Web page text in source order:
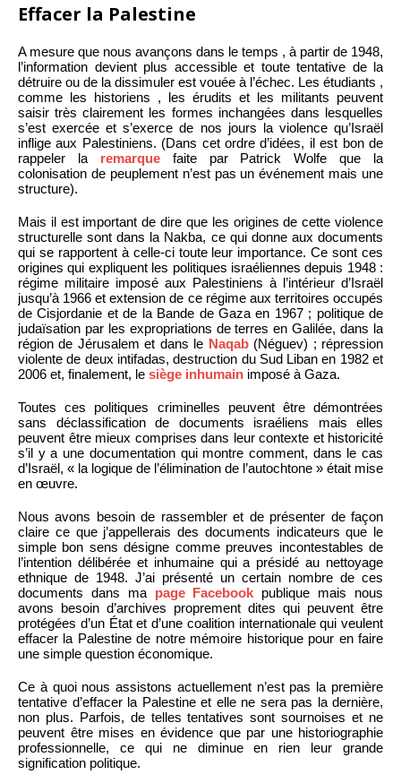
Effacer la Palestine
A mesure que nous avançons dans le temps , à partir de 1948,
l’information devient plus accessible et toute tentative de la
détruire ou de la dissimuler est vouée à l’échec. Les étudiants ,
comme les historiens , les érudits et les militants peuvent
saisir très clairement les formes inchangées dans lesquelles
s’est exercée et s’exerce de nos jours la violence qu’Israël
inflige aux Palestiniens. (Dans cet ordre d’idées, il est bon de
rappeler la remarquefaite par Patrick Wolfe que la
colonisation de peuplement n’est pas un événement mais une
structure).
Mais il est important de dire que les origines de cette violence
structurelle sont dans la Nakba, ce qui donne aux documents
qui se rapportent à celle-ci toute leur importance. Ce sont ces
origines qui expliquent les politiques israéliennes depuis 1948 :
régime militaire imposé aux Palestiniens à l’intérieur d’Israël
jusqu’à 1966 et extension de ce régime aux territoires occupés
de Cisjordanie et de la Bande de Gaza en 1967 ; politique de
judaïsation par les expropriations de terres en Galilée, dans la
région de Jérusalem et dans le Naqab(Néguev) ; répression
violente de deux intifadas, destruction du Sud Liban en 1982 et
2006 et, finalement, le siège inhumain imposé à Gaza.
Toutes ces politiques criminelles peuvent être démontrées
sans déclassification de documents israéliens mais elles
peuvent être mieux comprises dans leur contexte et historicité
s’il y a une documentation qui montre comment, dans le cas
d’Israël, « la logique de l’élimination de l’autochtone » était mise
en œuvre.
Nous avons besoin de rassembler et de présenter de façon
claire ce que j’appellerais des documents indicateurs que le
simple bon sens désigne comme preuves incontestables de
l’intention délibérée et inhumaine qui a présidé au nettoyage
ethnique de 1948. J’ai présenté un certain nombre de ces
documents dans ma page Facebook publique mais nous
avons besoin d’archives proprement dites qui peuvent être
protégées d’un État et d’une coalition internationale qui veulent
effacer la Palestine de notre mémoire historique pour en faire
une simple question économique.
Ce à quoi nous assistons actuellement n’est pas la première
tentative d’effacer la Palestine et elle ne sera pas la dernière,
non plus. Parfois, de telles tentatives sont sournoises et ne
peuvent être mises en évidence que par une historiographie
professionnelle, ce qui ne diminue en rien leur grande
signification politique.